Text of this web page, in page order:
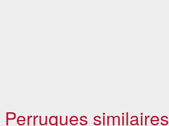
Perruques similaires